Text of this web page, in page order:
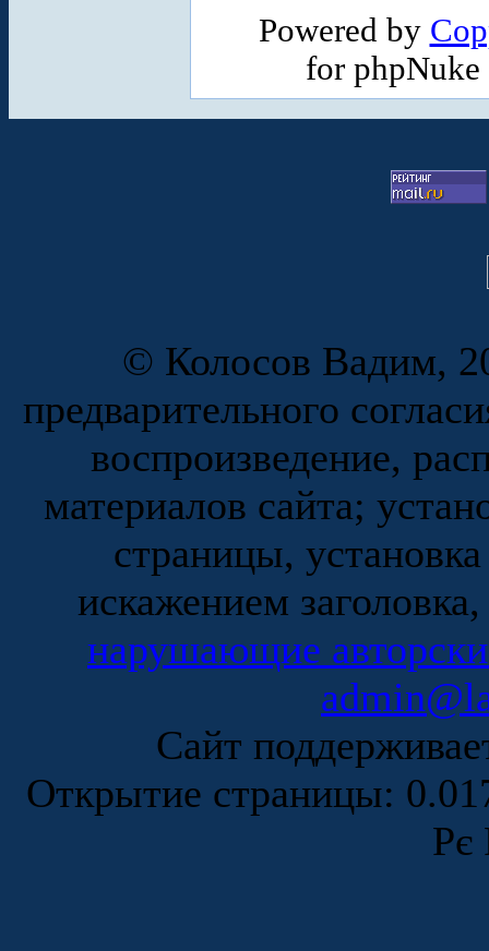
Powered by
for
© Колосов Вадим,
предварительного
воспроизведение,
материалов сайта;
страницы,
искажением
нарушающие
Сайт
Открытие страницы:
Рє